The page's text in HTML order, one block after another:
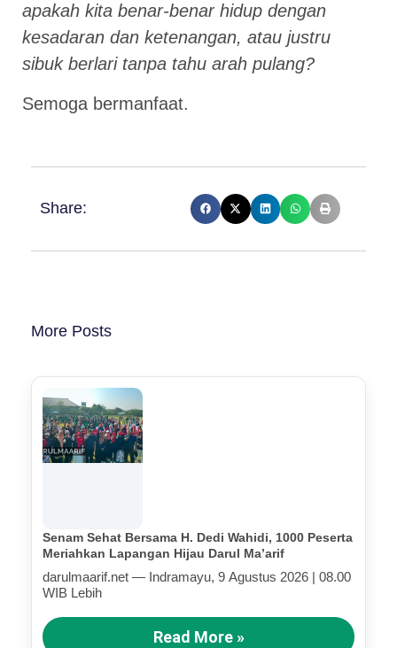
apakah kita benar-benar hidup dengan
kesadaran dan ketenangan, atau justru
sibuk berlari tanpa tahu arah pulang?
Semoga bermanfaat.
Share:
More Posts
Senam Sehat Bersama H. Dedi Wahidi, 1000 Peserta
Meriahkan Lapangan Hijau Darul Ma’arif
darulmaarif.net — Indramayu, 9 Agustus 2026 | 08.00
WIB Lebih
Read More »